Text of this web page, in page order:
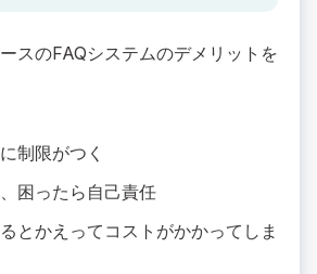
スのFAQシステムのデメリットを
制限がつく
困ったら自己責任
とかえってコストがかかってしま